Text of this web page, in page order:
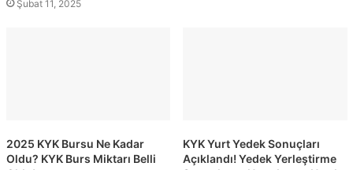
Şubat 11, 2025
2025 KYK Bursu Ne Kadar
Oldu? KYK Burs Miktarı Belli
KYK Yurt Yedek Sonuçları
Açıklandı! Yedek Yerleştirme